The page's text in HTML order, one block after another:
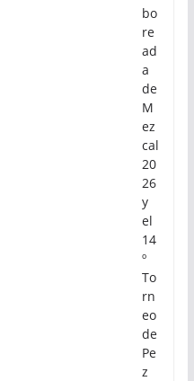
bo
re
ad
a
de
M
ez
cal
20
26
y
el
14
º
To
rn
eo
de
Pe
z